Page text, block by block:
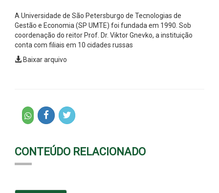
A Universidade de São Petersburgo de Tecnologias de
Gestão e Economia (SP UMTE) foi fundada em 1990. Sob
coordenação do reitor Prof. Dr. Viktor Gnevko, a instituição
conta com filiais em 10 cidades russas
Baixar arquivo
CONTEÚDO RELACIONADO